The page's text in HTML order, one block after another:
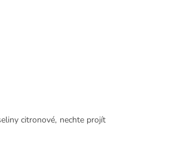
citronové, nechte projít